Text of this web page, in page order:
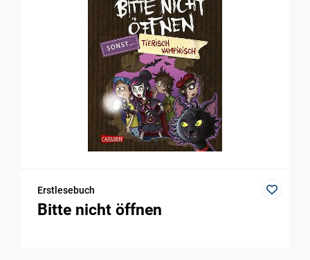
Erstlesebuch
Bitte nicht öffnen